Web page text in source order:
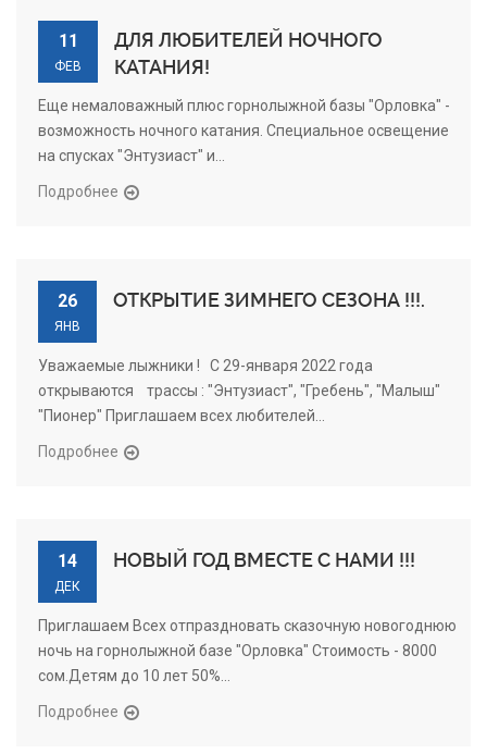
11
ФЕВ
ДЛЯ ЛЮБИТЕЛЕЙ НОЧНОГО
КАТАНИЯ!
Еще немаловажный плюс горнолыжной базы "Орловка" -
возможность ночного катания. Специальное освещение
на спусках "Энтузиаст" и...
Подробнее
26
ЯНВ
ОТКРЫТИЕ ЗИМНЕГО СЕЗОНА !!!.
Уважаемые лыжники ! С 29-января 2022 года
открываются трассы : "Энтузиаст", "Гребень", "Малыш"
"Пионер" Приглашаем всех любителей...
Подробнее
14
ДЕК
НОВЫЙ ГОД ВМЕСТЕ С НАМИ !!!
Приглашаем Всех отпраздновать сказочную новогоднюю
ночь на горнолыжной базе "Орловка" Стоимость - 8000
сом.Детям до 10 лет 50%...
Подробнее